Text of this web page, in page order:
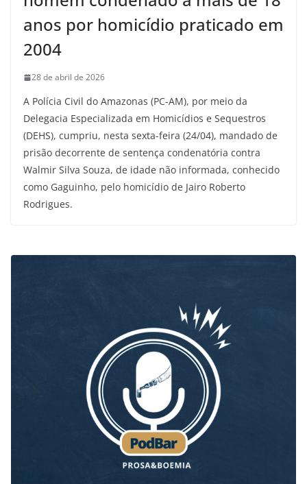
anos por homicídio praticado em
2004
28 de abril de 2026
A Polícia Civil do Amazonas (PC-AM), por meio da
Delegacia Especializada em Homicídios e Sequestros
(DEHS), cumpriu, nesta sexta-feira (24/04), mandado de
prisão decorrente de sentença condenatória contra
Walmir Silva Souza, de idade não informada, conhecido
como Gaguinho, pelo homicídio de Jairo Roberto
Rodrigues.